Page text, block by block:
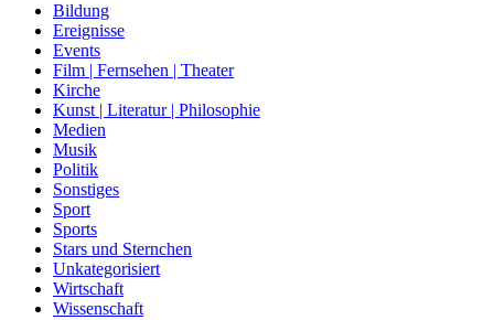
Bildung
Ereignisse
Events
Film | Fernsehen | Theater
Kirche
Kunst | Literatur | Philosophie
Medien
Musik
Politik
Sonstiges
Sport
Sports
Stars und Sternchen
Unkategorisiert
Wirtschaft
Wissenschaft